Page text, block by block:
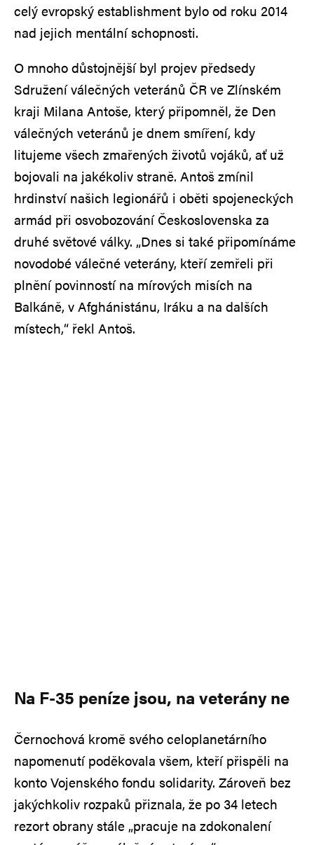
celý evropský establishment bylo od roku 2014
nad jejich mentální schopnosti.
O mnoho důstojnější byl projev předsedy
Sdružení válečných veteránů ČR ve Zlínském
kraji Milana Antoše, který připomněl, že Den
válečných veteránů je dnem smíření, kdy
litujeme všech zmařených životů vojáků, ať už
bojovali na jakékoliv straně. Antoš zmínil
hrdinství našich legionářů i oběti spojeneckých
armád při osvobozování Československa za
druhé světové války. „Dnes si také připomínáme
novodobé válečné veterány, kteří zemřeli při
plnění povinností na mírových misích na
Balkáně, v Afghánistánu, Iráku a na dalších
místech,“ řekl Antoš.
Na F-35 peníze jsou, na veterány ne
Černochová kromě svého celoplanetárního
napomenutí poděkovala všem, kteří přispěli na
konto Vojenského fondu solidarity. Zároveň bez
jakýchkoliv rozpaků přiznala, že po 34 letech
rezort obrany stále „pracuje na zdokonalení